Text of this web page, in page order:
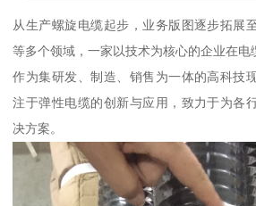
从生产螺旋电缆起步，业务版图逐步拓展
等多个领域，一家以技术为核心的企业在电
作为集研发、制造、销售为一体的高科技
注于弹性电缆的创新与应用，致力于为各
决方案。